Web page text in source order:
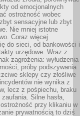
od emocjonalnych
ostrożność wobec
sensacyjne lub zbyt
Nie mniej istotne
Coraz więcej
do sieci, od bankowości i
urzędowe. Wraz z
zagrożenia: wyłudzenia
próby podszywania
sklepy czy złośliwe
nie wynika z
lecz z pośpiechu, braku
Silne hasła,
przy klikaniu w
prywatnością to dziś